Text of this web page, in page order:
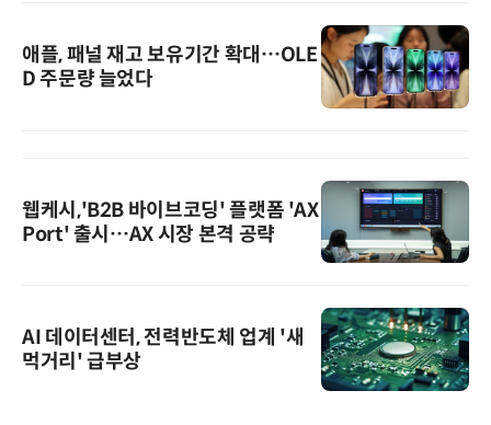
애플, 패널 재고 보유기간 확대…OLE
D 주문량 늘었다
웹케시,'B2B 바이브코딩' 플랫폼 'AX
Port' 출시…AX 시장 본격 공략
AI 데이터센터, 전력반도체 업계 '새
먹거리' 급부상